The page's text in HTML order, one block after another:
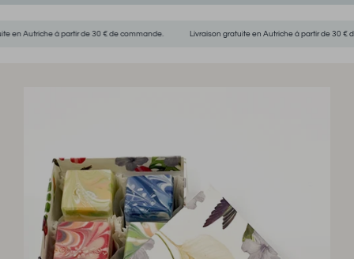
à partir de 30 € de commande. Livraison gratuite en Autriche à partir de 30 € de